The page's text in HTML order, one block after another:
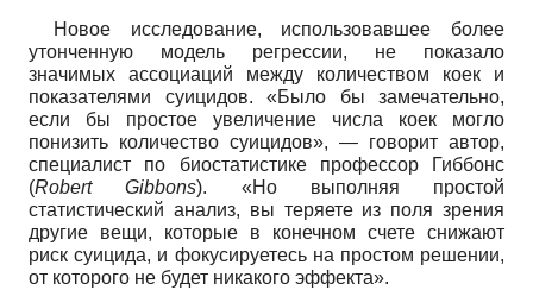
Новое исследование, использовавшее более
утонченную модель регрессии, не показало
значимых ассоциаций между количеством коек и
показателями суицидов. «Было бы замечательно,
если бы простое увеличение числа коек могло
понизить количество суицидов», — говорит автор,
специалист по биостатистике профессор Гиббонс
(Robert Gibbons). «Но выполняя простой
статистический анализ, вы теряете из поля зрения
другие вещи, которые в конечном счете снижают
риск суицида, и фокусируетесь на простом решении,
от которого не будет никакого эффекта».